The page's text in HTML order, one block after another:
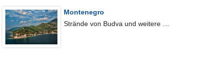
Montenegro
Strände von Budva und weitere …